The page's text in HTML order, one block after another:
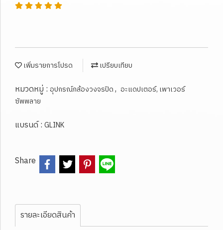
เพิ่มรายการโปรด เปรียบเทียบ
หมวดหมู่ : อุปกรณ์กล้องวงจรปิด, อะแดปเตอร์, เพาเวอร์
ซัพพลาย
แบรนด์ : GLINK
Share
รายละเอียดสินค้า